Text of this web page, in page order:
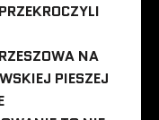
NA
PIESZEJ